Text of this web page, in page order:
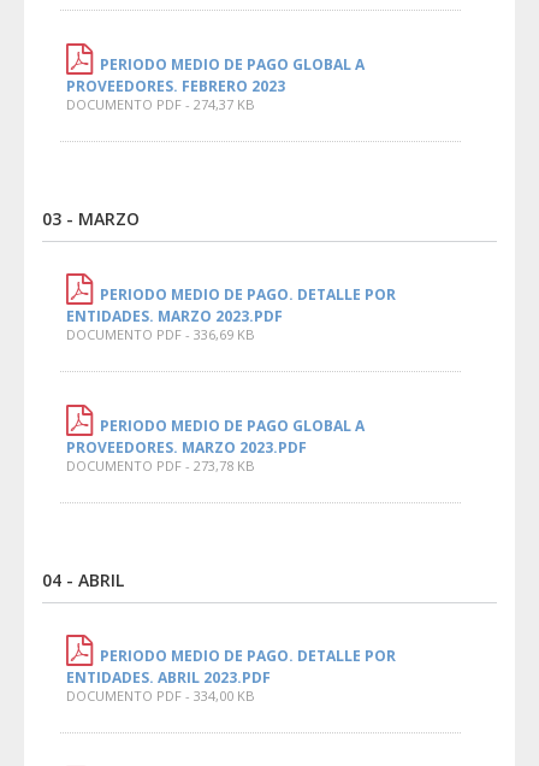
PERIODO MEDIO DE PAGO GLOBAL A
PROVEEDORES. FEBRERO 2023
DOCUMENTO PDF - 274,37 KB
03 - MARZO
PERIODO MEDIO DE PAGO. DETALLE POR
ENTIDADES. MARZO 2023.PDF
DOCUMENTO PDF - 336,69 KB
PERIODO MEDIO DE PAGO GLOBAL A
PROVEEDORES. MARZO 2023.PDF
DOCUMENTO PDF - 273,78 KB
04 - ABRIL
PERIODO MEDIO DE PAGO. DETALLE POR
ENTIDADES. ABRIL 2023.PDF
DOCUMENTO PDF - 334,00 KB